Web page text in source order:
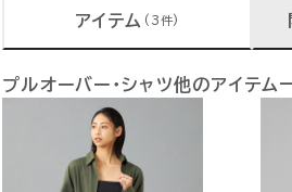
アイテム (3件)
プルオーバー・シャツ他のアイテム